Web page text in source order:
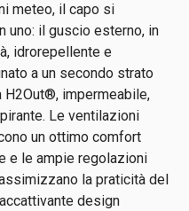
meteo, il capo si
uno: il guscio esterno, in
idrorepellente e
a un secondo strato
H2Out®, impermeabile,
Le ventilazioni
un ottimo comfort
e le ampie regolazioni
la praticità del
design